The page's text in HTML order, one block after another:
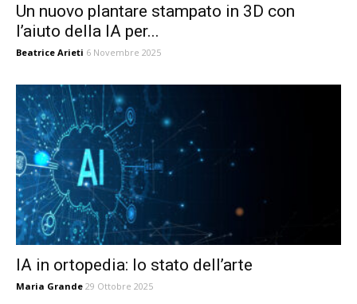
Un nuovo plantare stampato in 3D con
l’aiuto della IA per...
Beatrice Arieti 6 Novembre 2025
IA in ortopedia: lo stato dell’arte
Maria Grande 29 Ottobre 2025